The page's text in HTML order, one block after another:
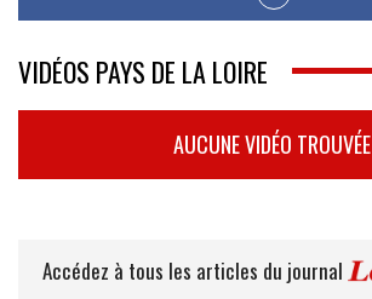
VIDÉOS PAYS DE LA LOIRE
AUCUNE VIDÉO TROUVÉE
Accédez à tous les articles du journal